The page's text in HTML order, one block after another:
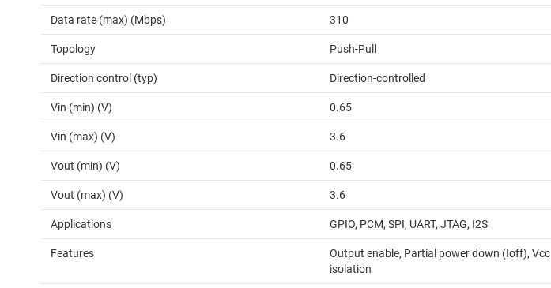
Data rate (max) (Mbps) 310
Topology Push-Pull
Direction control (typ) Direction-controlled
Vin (min) (V) 0.65
Vin (max) (V) 3.6
Vout (min) (V) 0.65
Vout (max) (V) 3.6
Applications GPIO, PCM, SPI, UART, JTAG, I2S
Features
Output enable, Partial power down (Ioff), Vcc
isolation